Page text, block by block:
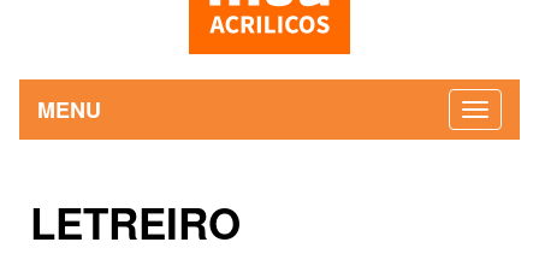
MENU
LETREIRO